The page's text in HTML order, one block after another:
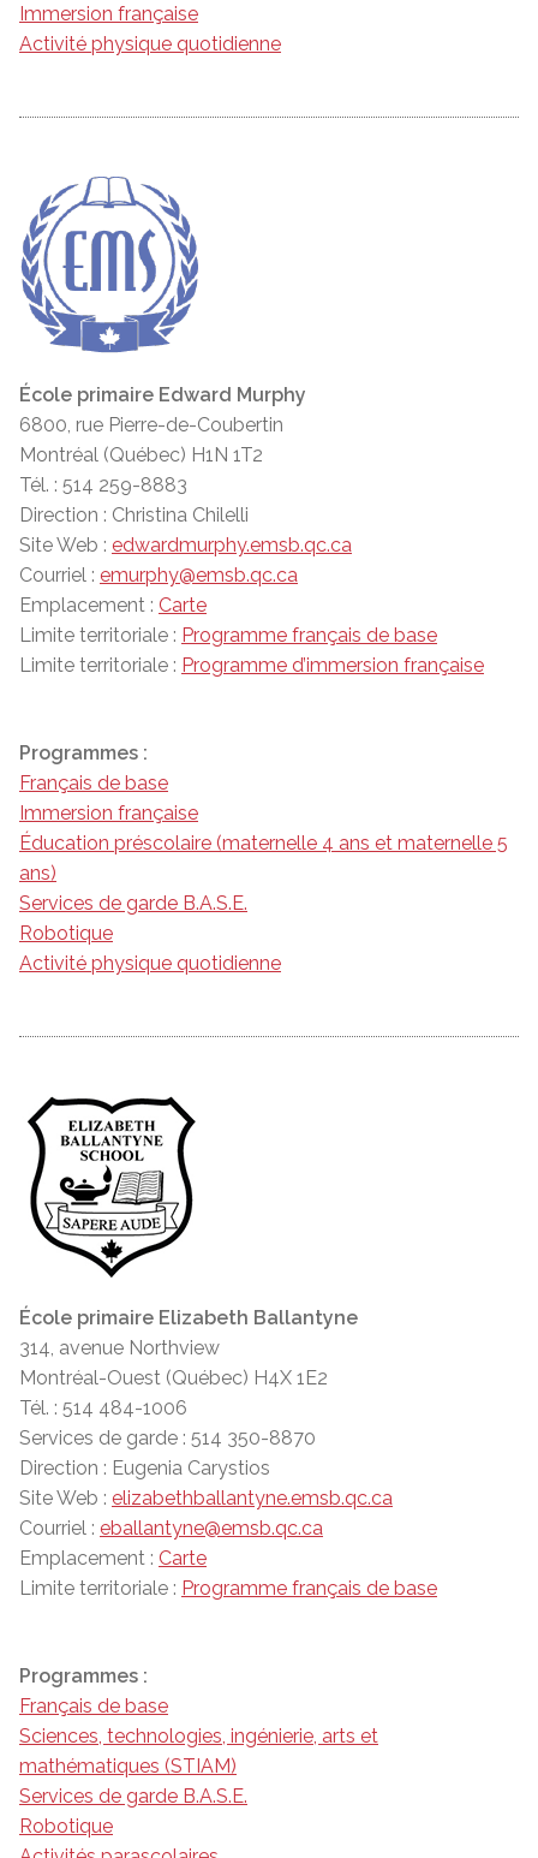
Immersion française
Activité physique quotidienne
École primaire Edward Murphy
6800, rue Pierre-de-Coubertin
Montréal (Québec) H1N 1T2
Tél. : 514 259-8883
Direction : Christina Chilelli
Site Web : edwardmurphy.emsb.qc.ca
Courriel : emurphy@emsb.qc.ca
Emplacement : Carte
Limite territoriale : Programme français de base
Limite territoriale : Programme d’immersion française
Programmes :
Français de base
Immersion française
Éducation préscolaire (maternelle 4 ans et maternelle 5
ans)
Services de garde B.A.S.E.
Robotique
Activité physique quotidienne
École primaire Elizabeth Ballantyne
314, avenue Northview
Montréal-Ouest (Québec) H4X 1E2
Tél. : 514 484-1006
Services de garde : 514 350-8870
Direction : Eugenia Carystios
Site Web : elizabethballantyne.emsb.qc.ca
Courriel : eballantyne@emsb.qc.ca
Emplacement : Carte
Limite territoriale : Programme français de base
Programmes :
Français de base
Sciences, technologies, ingénierie, arts et
mathématiques (STIAM)
Services de garde B.A.S.E.
Robotique